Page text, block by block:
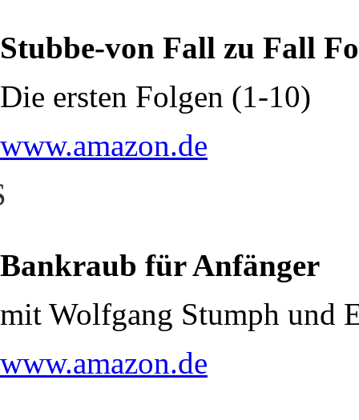
Stubbe-von Fall zu Fall
Die ersten Folgen (1-10)
www.amazon.de
Bankraub für Anfänger
mit Wolfgang Stumph und
www.amazon.de